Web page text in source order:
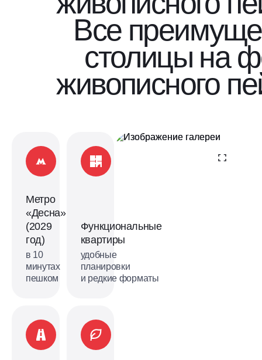
Все
столицы на
живописного
Метро
«Десна»
(2029
год)
в 10
минутах
пешком
Функциональные
квартиры
удобные
планировки
и редкие форматы